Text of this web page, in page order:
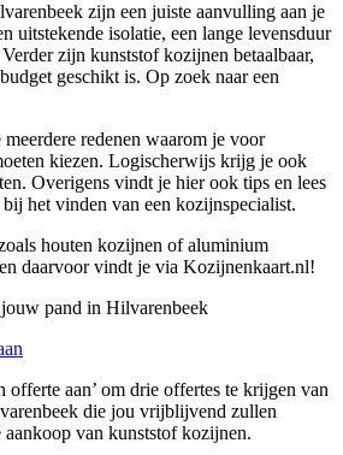
zijn een juiste aanvulling aan je
uitstekende isolatie, een lange levensduur
zijn kunststof kozijnen betaalbaar,
geschikt is. Op zoek naar een
meerdere redenen waarom je voor
kiezen. Logischerwijs krijg je ook
Overigens vindt je hier ook tips en lees
het vinden van een kozijnspecialist.
houten kozijnen of aluminium
daarvoor vindt je via Kozijnenkaart.nl!
pand in Hilvarenbeek
offerte aan’ om drie offertes te krijgen van
die jou vrijblijvend zullen
van kunststof kozijnen.